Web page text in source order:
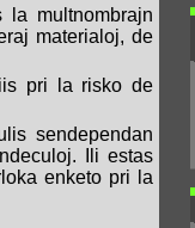
la multnombrajn
materialoj, de
pri la risko de
sendependan
Ili estas
enketo pri la